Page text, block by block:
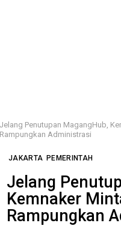
Jelang Penutupan MagangHub,
Rampungkan Administrasi
JAKARTA PEMERINTAH
Jelang
Kemnaker
Rampungkan